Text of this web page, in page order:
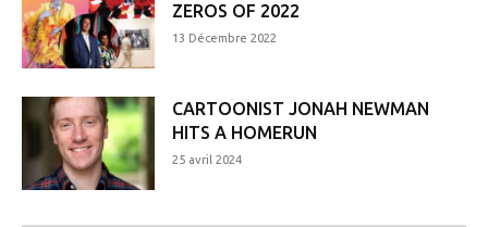
ZEROS OF 2022
13 Décembre 2022
CARTOONIST JONAH NEWMAN
HITS A HOMERUN
25 avril 2024